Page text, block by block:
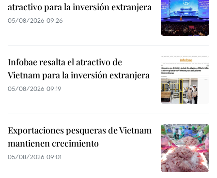
atractivo para la inversión extranjera
05/08/2026 09:26
Infobae resalta el atractivo de
Vietnam para la inversión extranjera
05/08/2026 09:19
Exportaciones pesqueras de Vietnam
mantienen crecimiento
05/08/2026 09:01